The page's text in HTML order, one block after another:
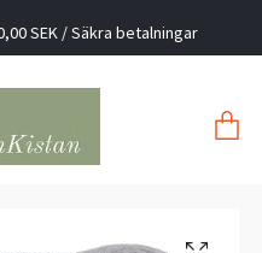
SEK / Säkra betalningar